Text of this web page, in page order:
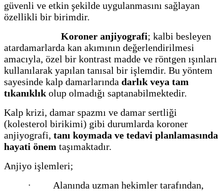
güvenli ve etkin şekilde uygulanmasını sağlayan
özellikli bir birimdir.
Koroner anjiyografi; kalbi besleyen
atardamarlarda kan akımının değerlendirilmesi
amacıyla, özel bir kontrast madde ve röntgen ışınları
kullanılarak yapılan tanısal bir işlemdir. Bu yöntem
sayesinde kalp damarlarında darlık veya tam
tıkanıklık olup olmadığı saptanabilmektedir.
Kalp krizi, damar spazmı ve damar sertliği
(kolesterol birikimi) gibi durumlarda koroner
anjiyografi, tanı koymada ve tedavi planlamasında
hayati önem taşımaktadır.
Anjiyo işlemleri;
· Alanında uzman hekimler tarafından,